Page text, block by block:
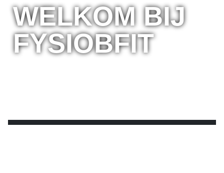
WELKOM BIJ
FYSIOBFIT